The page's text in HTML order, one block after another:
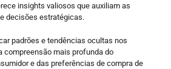
insights valiosos que auxiliam as
decisões estratégicas.
padrões e tendências ocultas nos
compreensão mais profunda do
e das preferências de compra de